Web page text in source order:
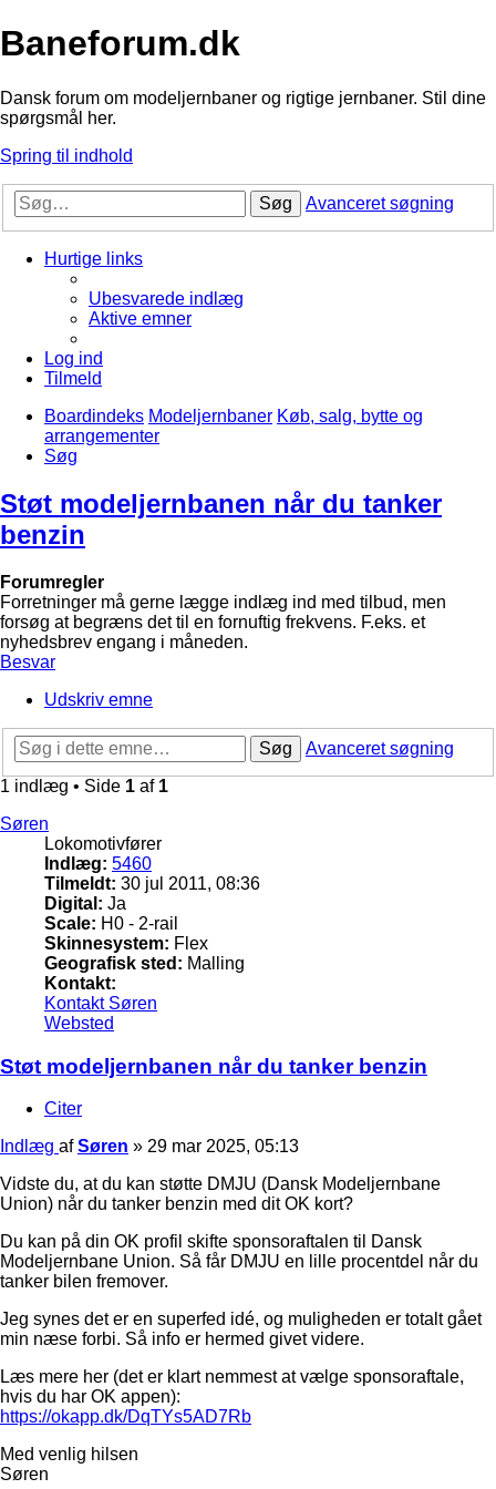
Baneforum.dk
Dansk forum om modeljernbaner og rigtige jernbaner. Stil dine
spørgsmål her.
Spring til indhold
Søg Avanceret søgning
Hurtige links
Ubesvarede indlæg
Aktive emner
Log ind
Tilmeld
Boardindeks Modeljernbaner Køb, salg, bytte og
arrangementer
Søg
Støt modeljernbanen når du tanker
benzin
Forumregler
Forretninger må gerne lægge indlæg ind med tilbud, men
forsøg at begræns det til en fornuftig frekvens. F.eks. et
nyhedsbrev engang i måneden.
Besvar
Udskriv emne
Søg
Avanceret søgning
1 indlæg • Side 1 af 1
Søren
Lokomotivfører
Indlæg: 5460
Tilmeldt: 30 jul 2011, 08:36
Digital: Ja
Scale: H0 - 2-rail
Skinnesystem: Flex
Geografisk sted: Malling
Kontakt:
Kontakt Søren
Websted
Støt modeljernbanen når du tanker benzin
Citer
Indlæg afSøren » 29 mar 2025, 05:13
Vidste du, at du kan støtte DMJU (Dansk Modeljernbane
Union) når du tanker benzin med dit OK kort?
Du kan på din OK profil skifte sponsoraftalen til Dansk
Modeljernbane Union. Så får DMJU en lille procentdel når du
tanker bilen fremover.
Jeg synes det er en superfed idé, og muligheden er totalt gået
min næse forbi. Så info er hermed givet videre.
Læs mere her (det er klart nemmest at vælge sponsoraftale,
hvis du har OK appen):
https://okapp.dk/DqTYs5AD7Rb
Med venlig hilsen
Søren